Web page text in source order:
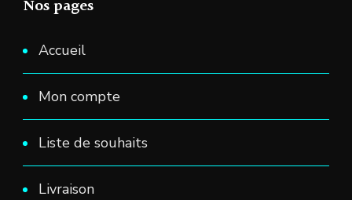
Nos pages
Accueil
Mon compte
Liste de souhaits
Livraison